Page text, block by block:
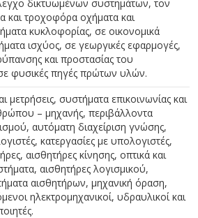
δικτυωμένων συστημάτων, τον
και τροχοφόρα οχήματα και
κυκλοφορίας, σε οικονομικά
ισχύος, σε γεωργικές εφαρμογές,
και προστασίας του
φυσικές πηγές πρώτων υλών.
μετρήσεις, συστήματα επικοινωνίας και
– μηχανής, περιβάλλοντα
αυτόματη διαχείριση γνώσης,
κατεργασίες με υπολογιστές,
αισθητήρες κίνησης, οπτικά και
αισθητήρες λογισμικού,
αισθητήρων, μηχανική όραση,
ηλεκτρομηχανικοί, υδραυλικοί και